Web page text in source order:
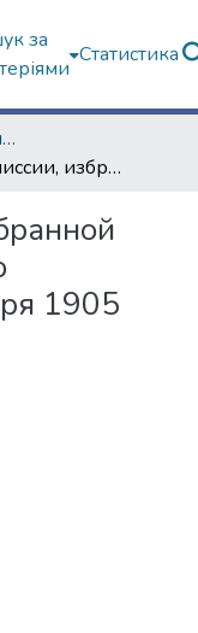
за
Статистика
9. Рідкісні та цінні видання
Записка Комиссии, избранной Советом Харьковского Университета 21 января 1905 года
1905